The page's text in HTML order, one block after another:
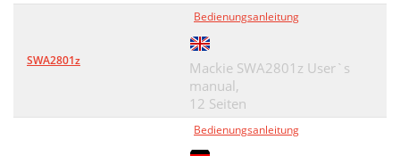
SWA2801z
Bedienungsanleitung
Mackie SWA2801z User`s
manual,
12 Seiten
Bedienungsanleitung